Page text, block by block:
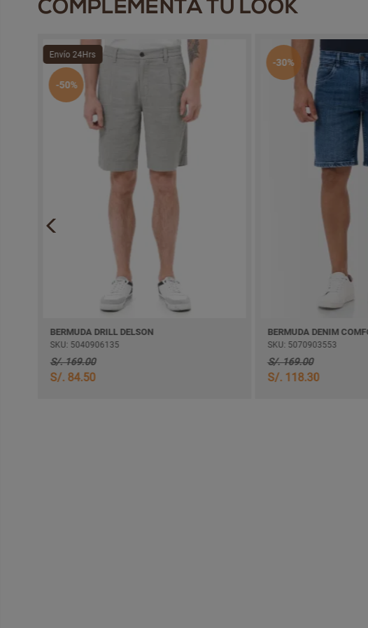
COMPLEMENTA TU LOOK
Envío 24Hrs
-50%
BERMUDA DRILL DELSON
SKU: 5040906135
S/. 169.00
S/. 84.50
-30%
BERMUDA DENIM
SKU: 5070903553
S/. 169.00
S/. 118.30